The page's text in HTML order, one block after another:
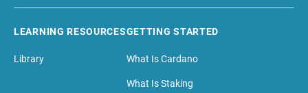
LEARNING RESOURCES
Library
GETTING STARTED
What Is Cardano
What Is Staking